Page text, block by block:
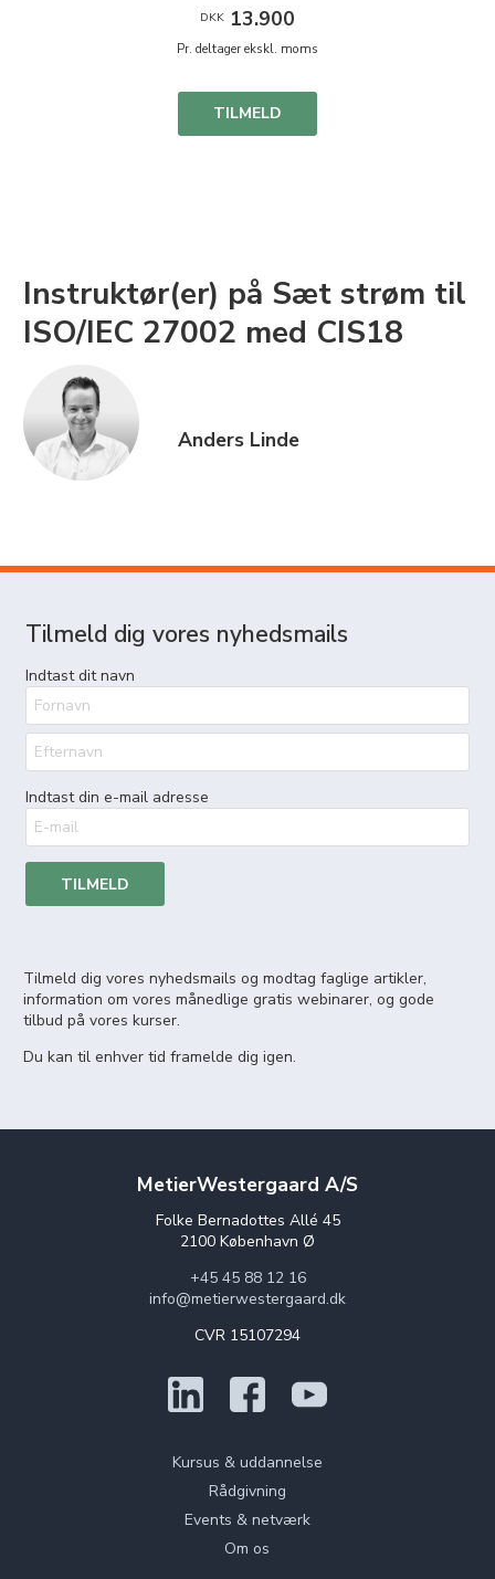
DKK 13.900
Pr. deltager ekskl. moms
TILMELD
Instruktør(er) på Sæt strøm til
ISO/IEC 27002 med CIS18
Anders Linde
Tilmeld dig vores nyhedsmails
Indtast dit navn
Indtast din e-mail adresse
TILMELD
Tilmeld dig vores nyhedsmails og modtag faglige artikler,
information om vores månedlige gratis webinarer, og gode
tilbud på vores kurser.
Du kan til enhver tid framelde dig igen.
MetierWestergaard A/S
Folke Bernadottes Allé 45
2100 København Ø
+45 45 88 12 16
info@metierwestergaard.dk
CVR 15107294
Kursus & uddannelse
Rådgivning
Events & netværk
Om os